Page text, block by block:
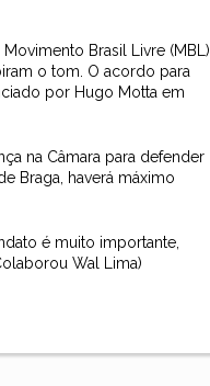
Brasil Livre (MBL)
o tom. O acordo para
por Hugo Motta em
na Câmara para defender
Braga, haverá máximo
é muito importante,
Wal Lima)